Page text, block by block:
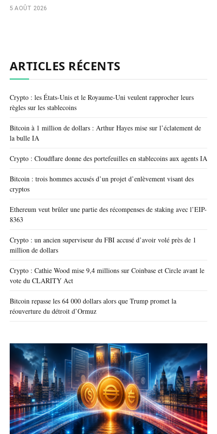
5 AOÛT 2026
ARTICLES RÉCENTS
Crypto : les États-Unis et le Royaume-Uni veulent rapprocher leurs
règles sur les stablecoins
Bitcoin à 1 million de dollars : Arthur Hayes mise sur l’éclatement de
la bulle IA
Crypto : Cloudflare donne des portefeuilles en stablecoins aux agents IA
Bitcoin : trois hommes accusés d’un projet d’enlèvement visant des
cryptos
Ethereum veut brûler une partie des récompenses de staking avec l’EIP-
8363
Crypto : un ancien superviseur du FBI accusé d’avoir volé près de 1
million de dollars
Crypto : Cathie Wood mise 9,4 millions sur Coinbase et Circle avant le
vote du CLARITY Act
Bitcoin repasse les 64 000 dollars alors que Trump promet la
réouverture du détroit d’Ormuz